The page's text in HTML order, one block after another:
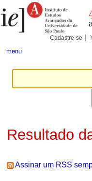
para
conteúdo.
Pessoais
Cadastre-se
menu
Resultado
Assinar um RSS